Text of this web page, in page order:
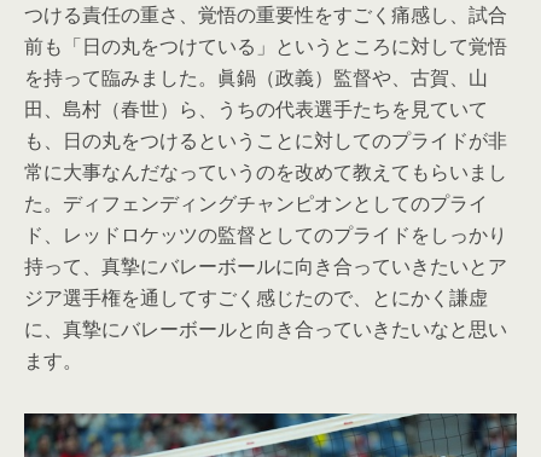
つける責任の重さ、覚悟の重要性をすごく痛感し、試合
前も「日の丸をつけている」というところに対して覚悟
を持って臨みました。眞鍋（政義）監督や、古賀、山
田、島村（春世）ら、うちの代表選手たちを見ていて
も、日の丸をつけるということに対してのプライドが非
常に大事なんだなっていうのを改めて教えてもらいまし
た。ディフェンディングチャンピオンとしてのプライ
ド、レッドロケッツの監督としてのプライドをしっかり
持って、真摯にバレーボールに向き合っていきたいとア
ジア選手権を通してすごく感じたので、とにかく謙虚
に、真摯にバレーボールと向き合っていきたいなと思い
ます。